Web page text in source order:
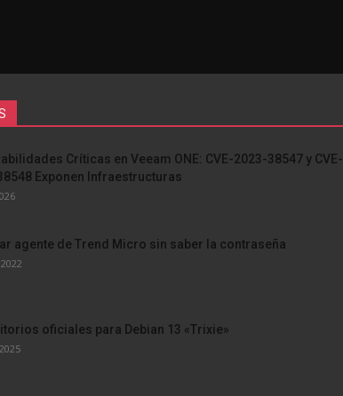
Críticas en Veeam ONE: CVE-2023-38547 y CVE-
Exponen Infraestructuras
agente de Trend Micro sin saber la contraseña
oficiales para Debian 13 «Trixie»